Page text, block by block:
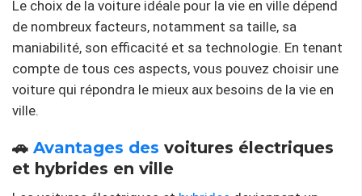
Le choix de la voiture idéale pour la vie en ville dépend
de nombreux facteurs, notamment sa taille, sa
maniabilité, son efficacité et sa technologie. En tenant
compte de tous ces aspects, vous pouvez choisir une
voiture qui répondra le mieux aux besoins de la vie en
ville.
🚗 Avantages des voitures électriques
et hybrides en ville